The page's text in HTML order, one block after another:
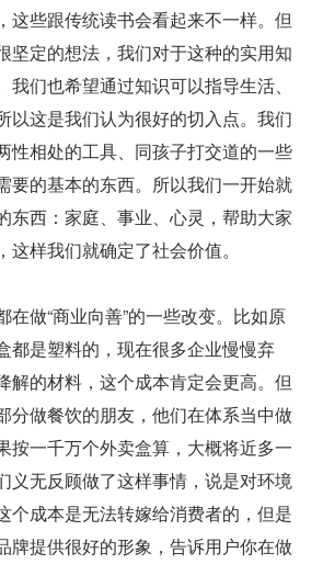
这些跟传统读书会看起来不一样。但
坚定的想法，我们对于这种的实用知
们也希望通过知识可以指导生活、
以这是我们认为很好的切入点。我们
性相处的工具、同孩子打交道的一些
要的基本的东西。所以我们一开始就
东西：家庭、事业、心灵，帮助大家
样我们就确定了社会价值。
在做“商业向善”的一些改变。比如原
都是塑料的，现在很多企业慢慢弃
解的材料，这个成本肯定会更高。但
分做餐饮的朋友，他们在体系当中做
按一千万个外卖盒算，大概将近多一
义无反顾做了这样事情，说是对环境
个成本是无法转嫁给消费者的，但是
牌提供很好的形象，告诉用户你在做